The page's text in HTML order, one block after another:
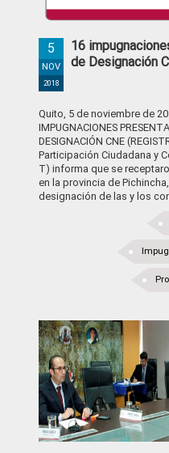
16
de Designación
5
NOV
2018
Quito, 5 de noviembre de
IMPUGNACIONES
DESIGNACIÓN CNE
Participación Ciudadana y
T) informa que se
en la provincia de
designación de las y los